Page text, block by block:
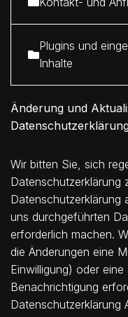
Plugins und
Inhalte
Änderung und
Wir bitten Sie, sich
Datenschutzerklärung
Datenschutzerklärung
uns durchgeführten
erforderlich machen.
die Änderungen eine
Einwilligung) oder
Benachrichtigung
Datenschutzerklärung